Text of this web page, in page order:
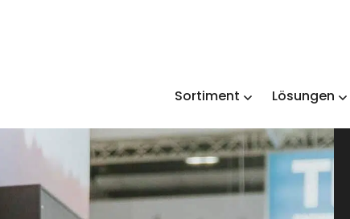
Sortiment Lösungen